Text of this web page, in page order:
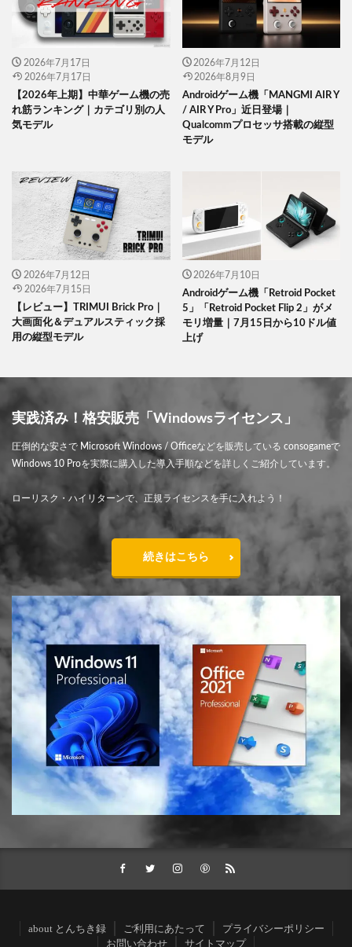
2026年7月17日
2026年7月17日
【2026年上期】中華ゲーム機の売
れ筋ランキング｜カテゴリ別の人
気モデル
2026年7月12日
2026年8月9日
Androidゲーム機「MANGMI AIR Y
/ AIR Y Pro」近日登場｜
Qualcommプロセッサ搭載の縦型
モデル
2026年7月12日
2026年7月15日
【レビュー】TRIMUI Brick Pro｜
大画面化＆デュアルスティック採
用の縦型モデル
2026年7月10日
Androidゲーム機「Retroid Pocket
5」「Retroid Pocket Flip 2」がメ
モリ増量｜7月15日から10ドル値
上げ
実践済み！格安販売「Windowsライセンス」
圧倒的な安さで Microsoft Windows / Officeなどを販売している consogameで
Windows 10 Proを実際に購入した導入手順などを詳しくご紹介しています。
ローリスク・ハイリターンで、正規ライセンスを手に入れよう！
続きはこちら
about とんちき録 ご利用にあたって
プライバシーポリシー
お問い合わせ
サイトマップ